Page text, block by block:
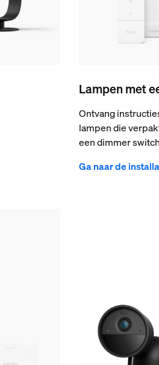
Lampen met
Ontvang
lampen die
een dimmer
Ga naar de